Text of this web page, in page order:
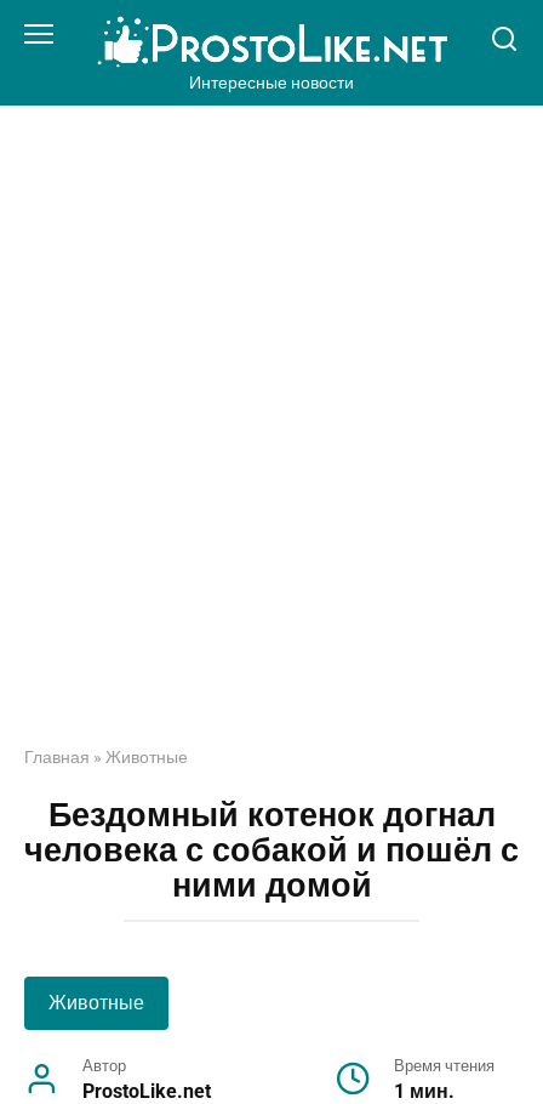
Интересные новости
Главная » Животные
Бездомный котенок догнал
человека с собакой и пошёл с
ними домой
Животные
Автор
ProstoLike.net
Время чтения
1 мин.